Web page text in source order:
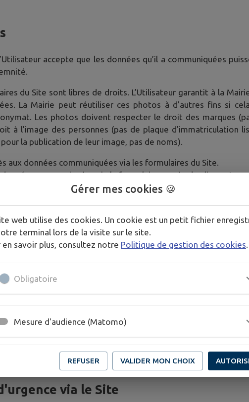
accepte que les données qu’il a communiquées
du Site sont libres de droits. L’Utilisateur garantit à la
La Mairie peut réutiliser ces photos à d'autres fins si
Les photos doivent respecter le droit des marques
à l’image des personnes (pas de plaque d'immatriculation
la publication de leur image, pas de noms).
aux données communiquées via les formulaires du Site.
communiquées via le formulaire auprès de n’importe
de la qualité du service public dans le respect
gestion de vos données personnelles, consultez notre
celui-ci est équipé d'un système de traceurs (Matomo)
vues, nombre d’utilisateurs, ...). Ces données statistiques
si elle le souhaite.
ou louer ces informations à un tiers.
via le Site
Gérer mes cookies 🍪
web utilise des cookies. Un cookie est un petit fichier
terminal lors de la visite sur le site.
en savoir plus, consultez notre Politique de gestion des cookies.
Obligatoire
Mesure d'audience (Matomo)
REFUSER VALIDER MON CHOIX